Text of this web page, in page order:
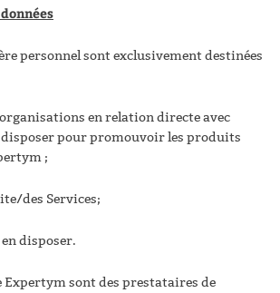
personnel sont exclusivement destinées
en relation directe avec
pour promouvoir les produits
;
des Services;
disposer.
Expertym sont des prestataires de